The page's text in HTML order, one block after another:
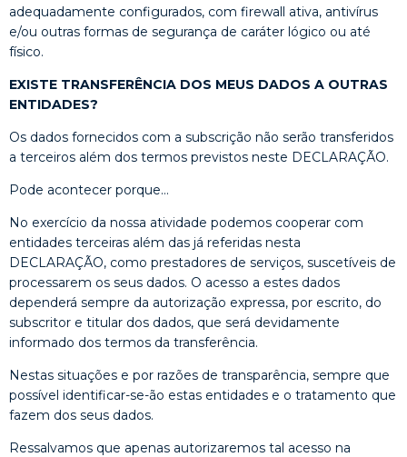
adequadamente configurados, com firewall ativa, antivírus
e/ou outras formas de segurança de caráter lógico ou até
físico.
EXISTE TRANSFERÊNCIA DOS MEUS DADOS A OUTRAS
ENTIDADES?
Os dados fornecidos com a subscrição não serão transferidos
a terceiros além dos termos previstos neste DECLARAÇÃO.
Pode acontecer porque…
No exercício da nossa atividade podemos cooperar com
entidades terceiras além das já referidas nesta
DECLARAÇÃO, como prestadores de serviços, suscetíveis de
processarem os seus dados. O acesso a estes dados
dependerá sempre da autorização expressa, por escrito, do
subscritor e titular dos dados, que será devidamente
informado dos termos da transferência.
Nestas situações e por razões de transparência, sempre que
possível identificar-se-ão estas entidades e o tratamento que
fazem dos seus dados.
Ressalvamos que apenas autorizaremos tal acesso na